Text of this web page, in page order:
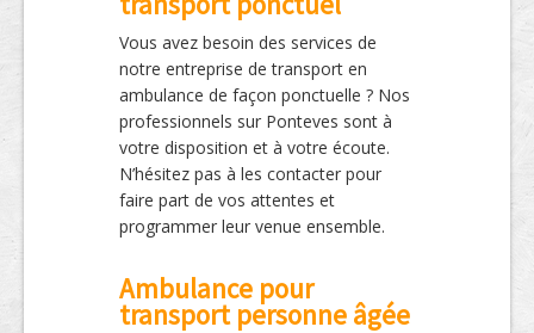
Vous avez besoin des services de
notre entreprise de transport en
ambulance de façon ponctuelle ? Nos
professionnels sur Ponteves sont à
votre disposition et à votre écoute.
N’hésitez pas à les contacter pour
faire part de vos attentes et
programmer leur venue ensemble.
Ambulance pour
transport personne âgée